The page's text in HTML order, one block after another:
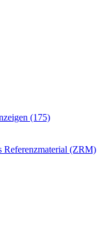
(175)
Referenzmaterial (ZRM)